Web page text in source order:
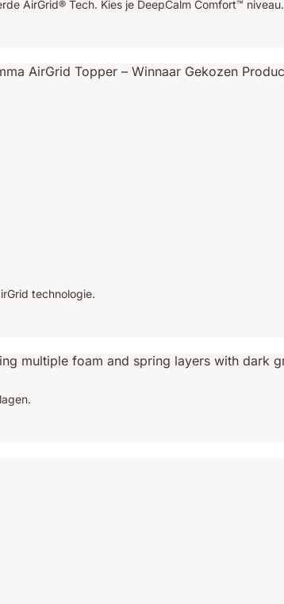
AirGrid® Tech. Kies je DeepCalm Comfort™ niveau.
technologie.